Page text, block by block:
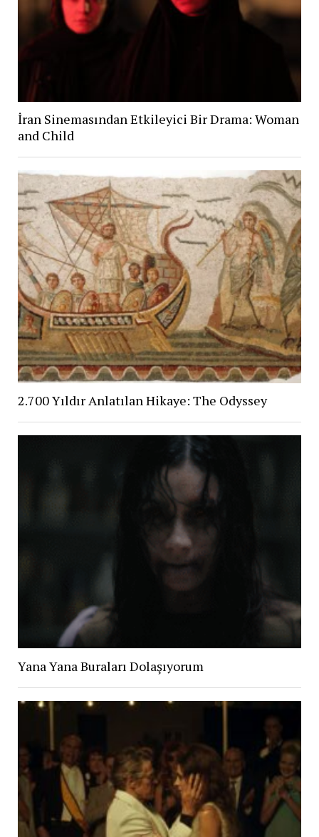
İran Sinemasından Etkileyici Bir Drama: Woman
and Child
2.700 Yıldır Anlatılan Hikaye: The Odyssey
Yana Yana Buraları Dolaşıyorum